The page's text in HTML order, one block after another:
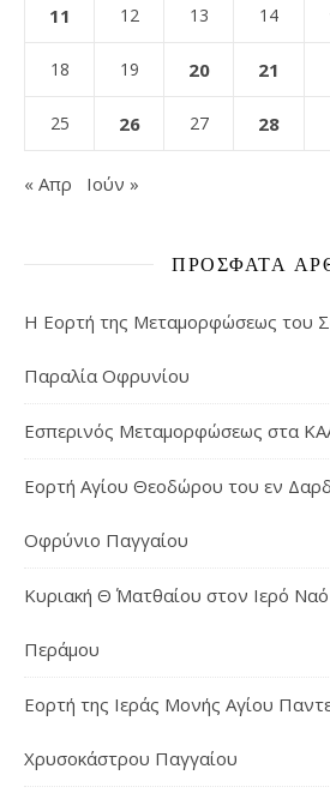
11 12 13 14
18 19 20 21
25 26 27 28
« Απρ Ιούν »
ΠΡΌΣΦΑΤΑ
Η Εορτή της Μεταμορφώσεως του
Παραλία Οφρυνίου
Εσπερινός Μεταμορφώσεως στα
Εορτή Αγίου Θεοδώρου του εν
Οφρύνιο Παγγαίου
Κυριακή Θ΄ Ματθαίου στον Ιερό
Περάμου
Εορτή της Ιεράς Μονής Αγίου
Χρυσοκάστρου Παγγαίου